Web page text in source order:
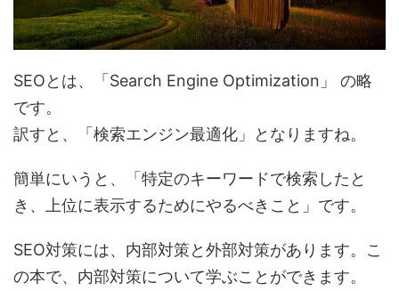
SEOとは、「Search Engine Optimization」 の略
です。
訳すと、「検索エンジン最適化」となりますね。
簡単にいうと、「 特定のキーワードで検索したと
き、上位に表示するためにやるべきこと 」です。
SEO対策には、内部対策と外部対策があります。こ
の本で、内部対策について学ぶことができます。